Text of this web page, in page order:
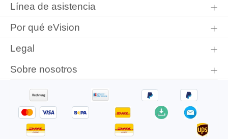
términos y condiciones generales
Línea de asistencia
Por qué eVision
Legal
Sobre nosotros